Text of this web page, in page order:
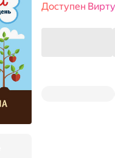
Доступен